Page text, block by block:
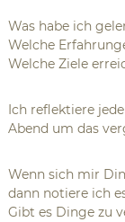
Was habe ich
Welche
Welche Ziele
Ich reflektiere
Abend um das
Wenn sich mir
dann notiere ich
Gibt es Dinge zu